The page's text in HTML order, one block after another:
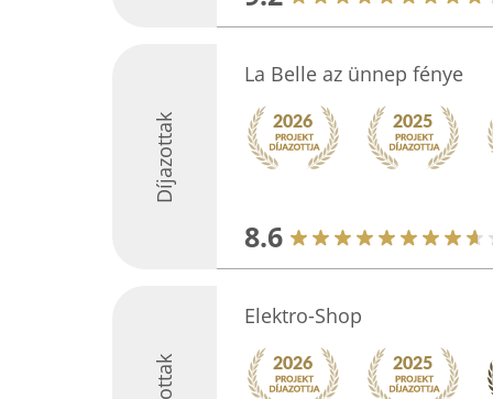
Díjazottak
La Belle az ünnep fénye
8.6
Elektro-Shop